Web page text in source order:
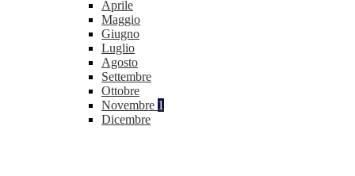
Aprile
Maggio
Giugno
Luglio
Agosto
Settembre
Ottobre
Novembre 1
Dicembre